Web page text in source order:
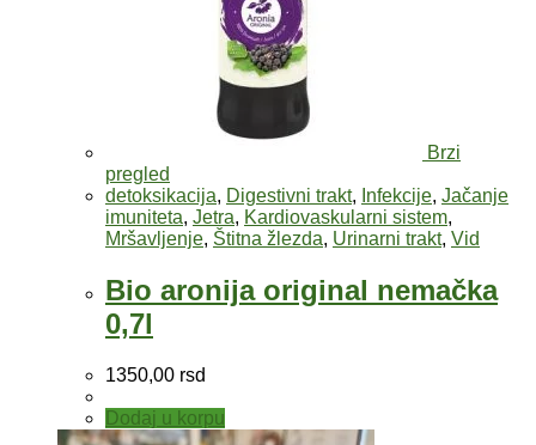
Brzi
pregled
detoksikacija, Digestivni trakt, Infekcije, Jačanje
imuniteta, Jetra, Kardiovaskularni sistem,
Mršavljenje, Štitna žlezda, Urinarni trakt, Vid
Bio aronija original nemačka
0,7l
1350,00 rsd
Dodaj u korpu